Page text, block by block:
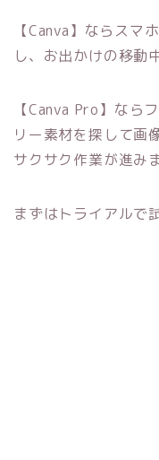
【Canva】ならスマ
し、お出かけの移動
【Canva Pro】なら
リー素材を探して
サクサク作業が進み
まずはトライアルで